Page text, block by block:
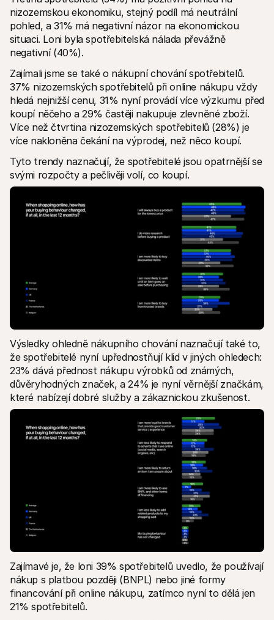
nizozemskou ekonomiku, stejný podíl má neutrální
pohled, a 31% má negativní názor na ekonomickou
situaci. Loni byla spotřebitelská nálada převážně
negativní (40%).
Zajímali jsme se také o nákupní chování spotřebitelů.
37% nizozemských spotřebitelů při online nákupu vždy
hledá nejnižší cenu, 31% nyní provádí více výzkumu před
koupí něčeho a 29% častěji nakupuje zlevněné zboží.
Více než čtvrtina nizozemských spotřebitelů (28%) je
více nakloněna čekání na výprodej, než něco koupí.
Tyto trendy naznačují, že spotřebitelé jsou opatrnější se
svými rozpočty a pečlivěji volí, co koupí.
Výsledky ohledně nákupního chování naznačují také to,
že spotřebitelé nyní upřednostňují klid v jiných ohledech:
23% dává přednost nákupu výrobků od známých,
důvěryhodných značek, a 24% je nyní věrnější značkám,
které nabízejí dobré služby a zákaznickou zkušenost.
Zajímavé je, že loni 39% spotřebitelů uvedlo, že používají
nákup s platbou později (BNPL) nebo jiné formy
financování při online nákupu, zatímco nyní to dělá jen
21% spotřebitelů.